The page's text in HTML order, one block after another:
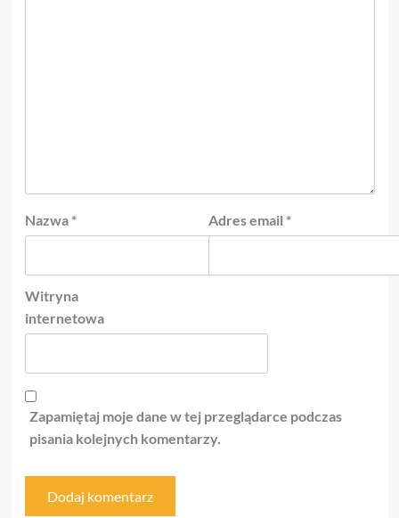
Nazwa * Adres email *
Witryna
internetowa
Zapamiętaj moje dane w tej przeglądarce podczas
pisania kolejnych komentarzy.